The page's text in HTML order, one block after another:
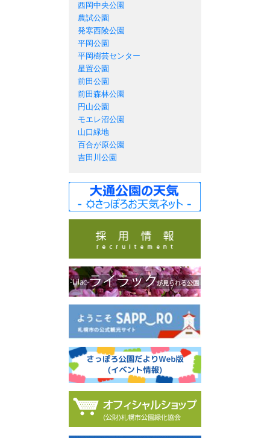
西岡中央公園
農試公園
発寒西陵公園
平岡公園
平岡樹芸センター
星置公園
前田公園
前田森林公園
円山公園
モエレ沼公園
山口緑地
百合が原公園
吉田川公園